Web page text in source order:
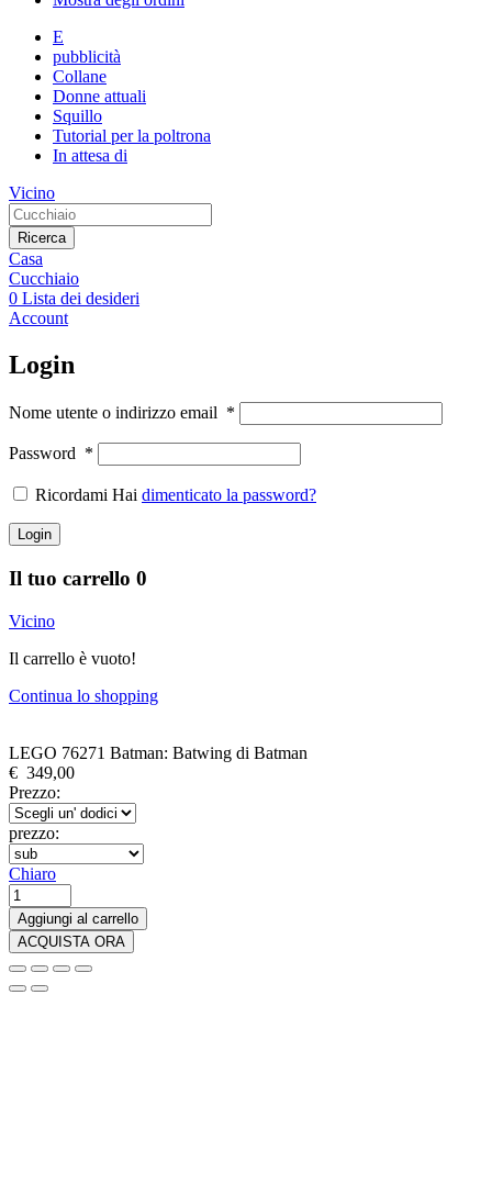
E
pubblicità
Collane
Donne attuali
Squillo
Tutorial per la poltrona
In attesa di
Vicino
Ricerca
Casa
Cucchiaio
0 Lista dei desideri
Account
Login
Nome utente o indirizzo email *
Password *
Ricordami Hai dimenticato la password?
Login
Il tuo carrello 0
Vicino
Il carrello è vuoto!
Continua lo shopping
LEGO 76271 Batman: Batwing di Batman
€ 349,00
Prezzo:
prezzo:
Chiaro
LEGO
76271
Batman:
Batwing
di
Batman
Aggiungi al carrello
ACQUISTA ORA